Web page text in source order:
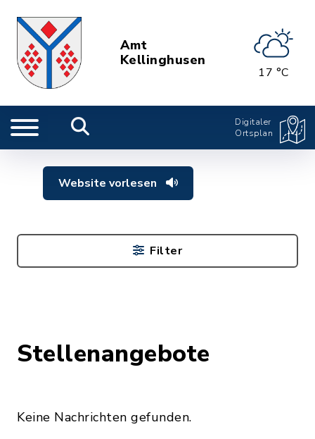
Amt
Kellinghusen
17 °C
Digitaler
Ortsplan
Website vorlesen
Stellenangebote
Keine Nachrichten gefunden.
Filter